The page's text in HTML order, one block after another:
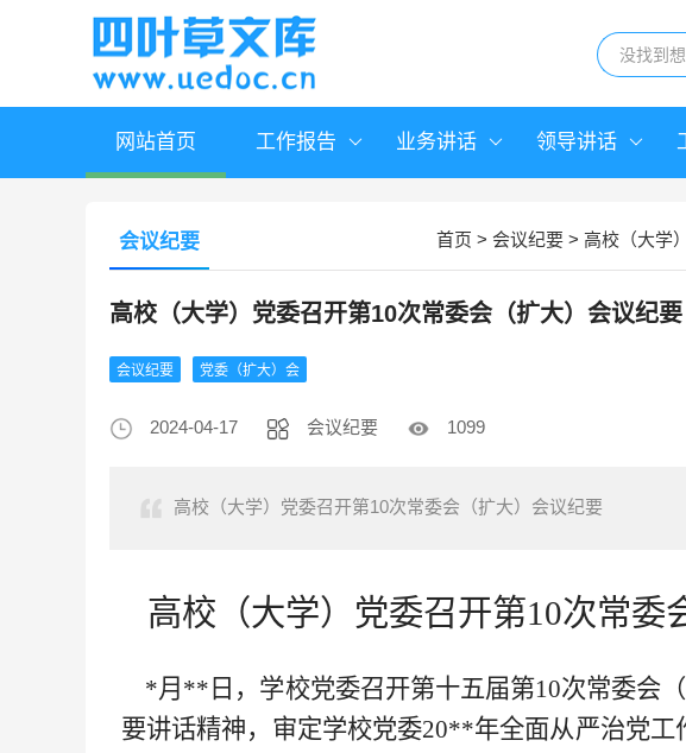
网站首页 工作报告 业务讲话 领导讲话
首页 > 会议纪要 > 高校（大学
会议纪要
高校（大学）党委召开第10次常委会（扩大）会议纪要
会议纪要 党委（扩大）会
2024-04-17 会议纪要 1099
高校（大学）党委召开第10次常委会（扩大）会议纪要
高校（大学）党委召开第10次常委
*月 ** 日，学校党委召开第十五届第10次常委会
要讲话精神，审定学校党委20**年全面从严治党